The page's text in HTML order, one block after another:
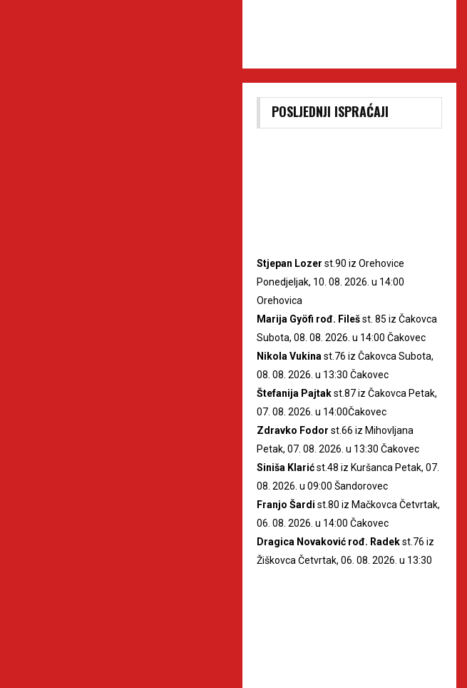
POSLJEDNJI ISPRAĆAJI
Stjepan Lozer st.90 iz Orehovice
Ponedjeljak, 10. 08. 2026. u 14:00
Orehovica
Marija Gyöfi rođ. Filešst. 85 iz Čakovca
Subota, 08. 08. 2026. u 14:00 Čakovec
Nikola Vukina st.76 iz Čakovca Subota,
08. 08. 2026. u 13:30 Čakovec
Štefanija Pajtakst.87 iz Čakovca Petak,
07. 08. 2026. u 14:00Čakovec
Zdravko Fodor st.66 iz Mihovljana
Petak, 07. 08. 2026. u 13:30 Čakovec
Siniša Klarićst.48 iz Kuršanca Petak, 07.
08. 2026. u 09:00 Šandorovec
Franjo Šardi st.80 iz Mačkovca Četvrtak,
06. 08. 2026. u 14:00 Čakovec
Dragica Novaković rođ. Radekst.76 iz
Žiškovca Četvrtak, 06. 08. 2026. u 13:30